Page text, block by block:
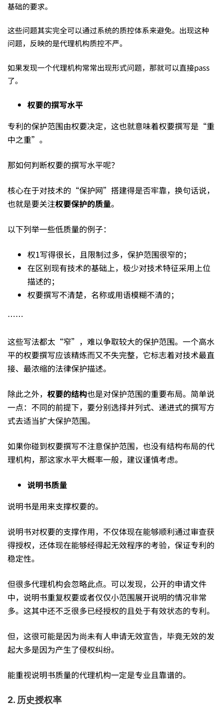
的
专
利
代
理
机
构
长
啥
样？
基础的要求。
这些问题其实完全可以通过系统的质控体系来避免。出现这种
问题，反映的是代理机构质控不严。
如果发现一个代理机构常常出现形式问题，那就可以直接pass
了。
权要的撰写水平
专利的保护范围由权要决定，这也就意味着权要撰写是“重
中之重”。
那如何判断权要的撰写水平呢？
核心在于对技术的“保护网”搭建得是否牢靠，换句话说，
也就是要关注权要保护的质量。
以下列举一些低质量的例子：
权1写得很长，且限制过多，保护范围很窄的；
在区别现有技术的基础上，极少对技术特征采用上位
描述的；
权要撰写不清楚，名称或用语模糊不清的；
……
这些写法都太“窄”，难以争取较大的保护范围。一个高水
平的权要撰写应该精炼而又不失完整，它标志着对技术最直
接、最浓缩的法律保护描述。
除此之外， 权要的结构也是对保护范围的重要布局。简单说
一点：不同的前提下，要分别选择并列式、递进式的撰写方
式去适当扩大保护范围。
如果你碰到权要撰写不注意保护范围，也没有结构布局的代
理机构，那这家水平大概率一般，建议谨慎考虑。
说明书质量
说明书是用来支撑权要的。
说明书对权要的支撑作用，不仅体现在能够顺利通过审查获
得授权，还体现在能够经得起无效程序的考验，保证专利的
稳定性。
但很多代理机构会忽略此点。可以发现，公开的申请文件
中，说明书重复权要或者仅仅小范围展开说明的情况非常
多。这其中还不乏很多已经授权的且处于有效状态的专利。
但，这很可能是因为尚未有人申请无效宣告，毕竟无效的发
起大多是因为产生了侵权纠纷。
能重视说明书质量的代理机构一定是专业且靠谱的。
2. 历史授权率